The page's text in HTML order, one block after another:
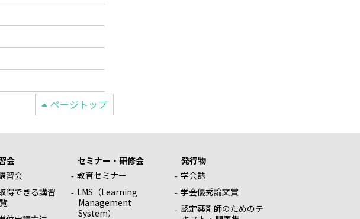
ページトップ
会
習会
得できる講習
セミナー・研修会
教育セミナー
LMS（Learning
Management
System）
発行物
学会誌
学会優秀論文賞
認定薬剤師のためのテ